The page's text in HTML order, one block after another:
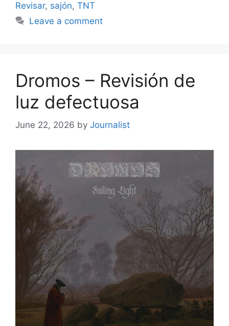
Revisar, sajón, TNT
Leave a comment
Dromos – Revisión de
luz defectuosa
June 22, 2026 by Journalist